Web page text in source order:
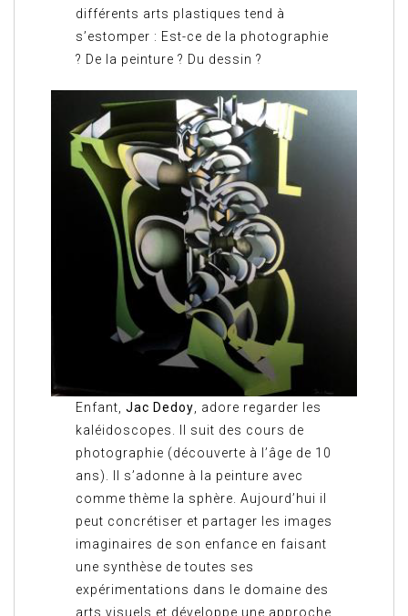
différents arts plastiques tend à
s’estomper : Est-ce de la photographie
? De la peinture ? Du dessin ?
Enfant, Jac Dedoy , adore regarder les
kaléidoscopes. Il suit des cours de
photographie (découverte à l’âge de 10
ans). Il s’adonne à la peinture avec
comme thème la sphère. Aujourd’hui il
peut concrétiser et partager les images
imaginaires de son enfance en faisant
une synthèse de toutes ses
expérimentations dans le domaine des
arts visuels et développe une approche